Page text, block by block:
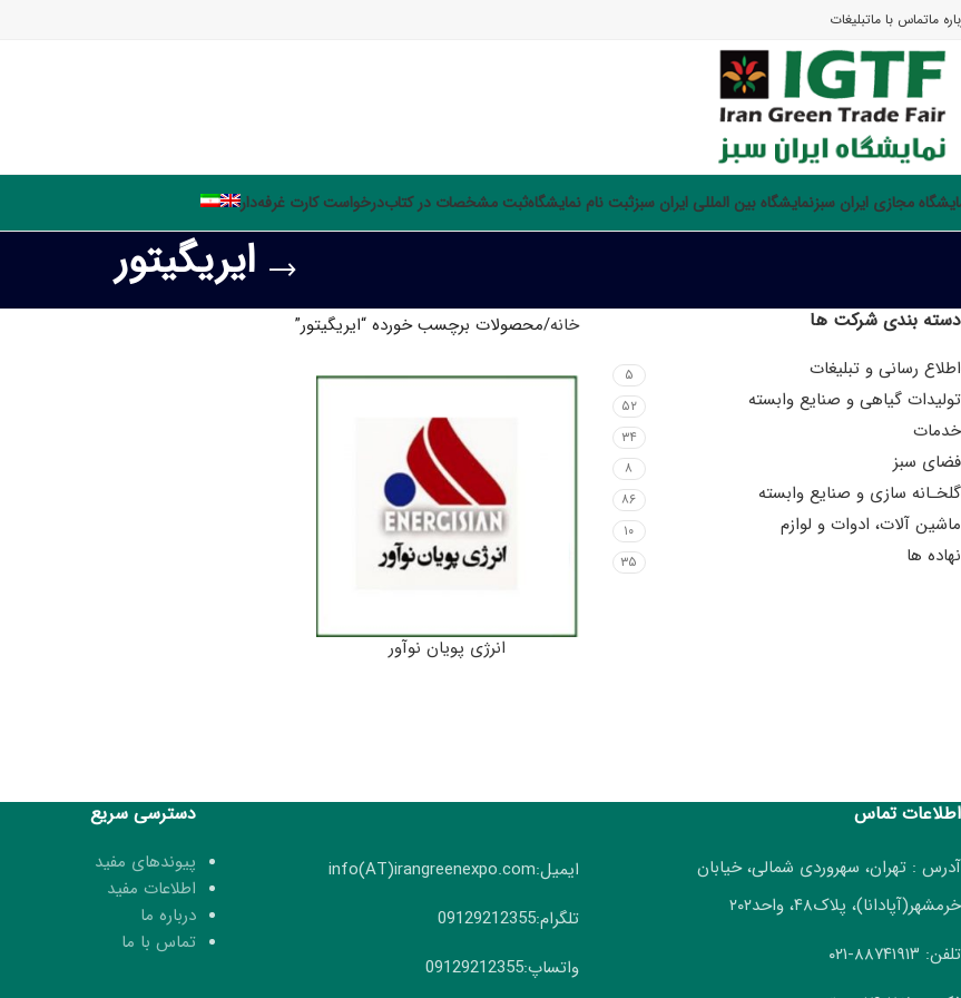
ماتماس با ماتبلیغات
مجازی ایران سبزنمایشگاه بین المللی ایران سبزثبت نام نمایشگاهثبت مشخصات در کتابدرخواست کارت غرفه‌دار
ایریگیتور
دسته بندی شرکت ها
اطلاع رسانی و تبلیغات ۵
تولیدات گیاهی و صنایع وابسته ۵۲
خدمات ۳۴
فضای سبز ۸
گلخـانه سازی و صنایع وابسته ۸۶
ماشین آلات، ادوات و لوازم ۱۰
نهاده ها ۳۵
خانه محصولات برچسب خورده “ایریگیتور”
انرژی پویان نوآور
اطلاعات تماس
آدرس : تهران، سهروردی شمالی، خیابان
خرمشهر(آپادانا)، پلاک۴۸، واحد۲۰۲
تلفن: ۸۸۷۴۱۹۱۳-۰۲۱
ایمیل:info(AT)irangreenexpo.com
تلگرام:09129212355
واتساپ:09129212355
دسترسی سریع
پیوندهای مفید
اطلاعات مفید
درباره ما
تماس با ما